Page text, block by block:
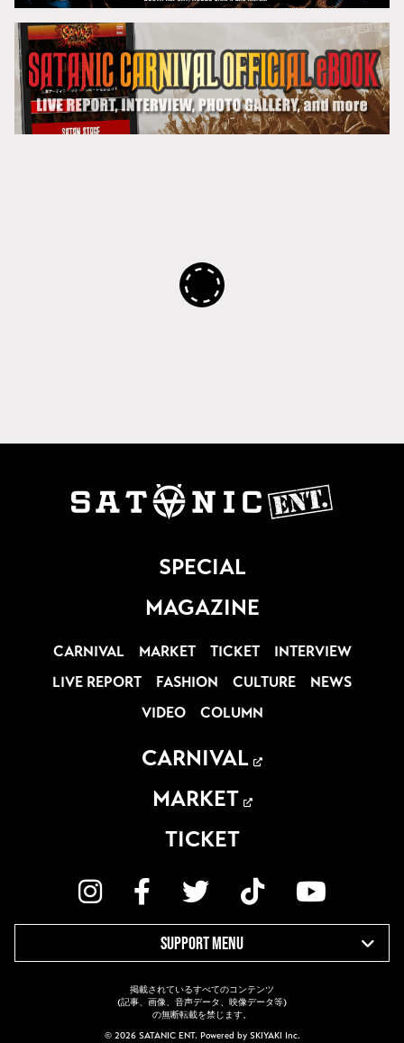
SPECIAL
MAGAZINE
CARNIVAL MARKET TICKET
INTERVIEW
LIVE REPORT
FASHION CULTURE
NEWS
VIDEO
COLUMN
CARNIVAL
MARKET
TICKET
SUPPORT MENU
掲載されているすべてのコンテンツ
(記事、画像、音声データ、映像データ等)
の無断転載を禁じます。
© 2026 SATANIC ENT. Powered by SKIYAKI Inc.